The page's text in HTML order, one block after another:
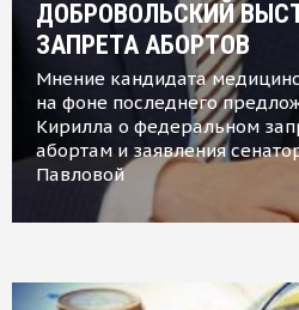
ДОБРОВОЛЬСКИЙ
ЗАПРЕТА АБОРТОВ
Мнение кандидата
на фоне последнего
Кирилла о федеральном
абортам и заявления
Павловой